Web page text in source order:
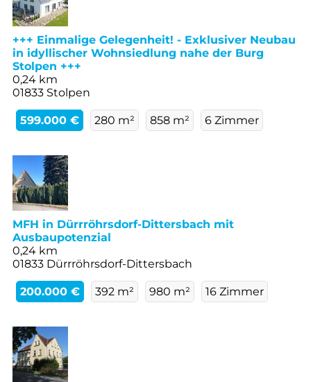
+++ Einmalige Gelegenheit! - Exklusiver Neubau
in idyllischer Wohnsiedlung nahe der Burg
Stolpen +++
0,24 km
01833 Stolpen
599.000 € 280 m² 858 m² 6 Zimmer
MFH in Dürrröhrsdorf-Dittersbach mit
Ausbaupotenzial
0,24 km
01833 Dürrröhrsdorf-Dittersbach
200.000 € 392 m² 980 m² 16 Zimmer